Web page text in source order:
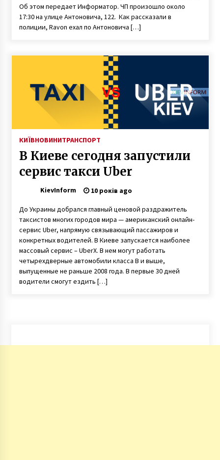
Кабмін розробляє законопроект про масове
тестування на Covid-19
6 років ago
Об этом передает Информатор. ЧП произошло около
17:30 на улице Антоновича, 122. Как рассказали в
полиции, Ravon ехал по Антоновича […]
КИЇВНОВИНИТРАНСПОРТ
В Киеве сегодня запустили
сервис такси Uber
KievInform 10 років ago
До Украины добрался главный ценовой раздражитель
таксистов многих городов мира — американский онлайн-
сервис Uber, напрямую связывающий пассажиров и
конкретных водителей. В Киеве запускается наиболее
массовый сервис – UberX. В нем могут работать
четырехдверные автомобили класса В и выше,
выпущенные не раньше 2008 года. В первые 30 дней
водители смогут ездить […]